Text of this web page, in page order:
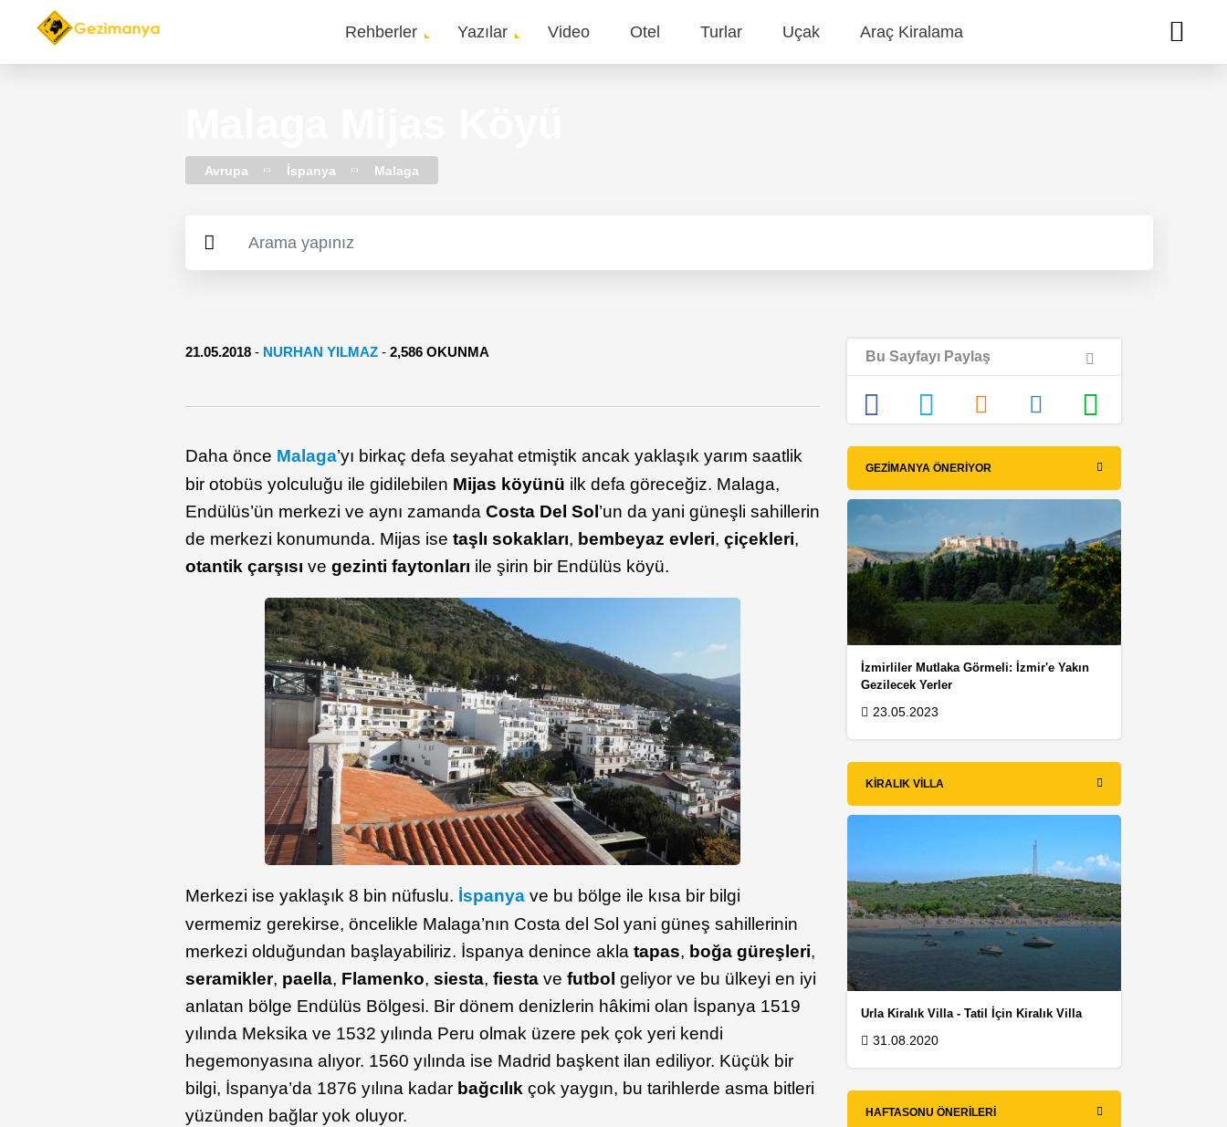
Main
Rehberler Yazılar Video Otel Turlar Uçak Araç Kiralama
Avrupa İspanya Malaga
21.05.2018 - NURHAN YILMAZ -2,586 OKUNMA
Daha önce Malaga’yı birkaç defa seyahat etmiştik ancak yaklaşık yarım saatlik
bir otobüs yolculuğu ile gidilebilen Mijas köyünü ilk defa göreceğiz. Malaga,
Endülüs’ün merkezi ve aynı zamandaCosta Del Sol ’un da yani güneşli sahillerin
de merkezi konumunda. Mijas isetaşlı sokakları, bembeyaz evleri,çiçekleri,
otantik çarşısı vegezinti faytonları ile şirin bir Endülüs köyü.
Merkezi ise yaklaşık 8 bin nüfuslu. İspanya ve bu bölge ile kısa bir bilgi
vermemiz gerekirse, öncelikle Malaga’nın Costa del Sol yani güneş sahillerinin
merkezi olduğundan başlayabiliriz. İspanya denince aklatapas, boğa güreşleri,
seramikler, paella, Flamenko,siesta,fiesta vefutbol geliyor ve bu ülkeyi en iyi
anlatan bölge Endülüs Bölgesi. Bir dönem denizlerin hâkimi olan İspanya 1519
yılında Meksika ve 1532 yılında Peru olmak üzere pek çok yeri kendi
hegemonyasına alıyor. 1560 yılında ise Madrid başkent ilan ediliyor. Küçük bir
bilgi, İspanya’da 1876 yılına kadar bağcılık çok yaygın, bu tarihlerde asma bitleri
yüzünden bağlar yok oluyor.
Bu Sayfayı Paylaş
GEZIMANYA ÖNERIYOR
İzmirliler Mutlaka Görmeli: İzmir'e Yakın
Gezilecek Yerler
23.05.2023
KIRALIK VILLA
Urla Kiralık Villa - Tatil İçin Kiralık Villa
31.08.2020
HAFTASONU ÖNERILERI